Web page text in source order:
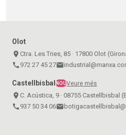
Olot
place Ctra. Les Tries, 85 · 17800 Olot
call 972 27 45 27email
Castellbisbal NOUVeure més
place C. Acústica, 9 · 08755 Castellbisbal
call 937 50 34 06email